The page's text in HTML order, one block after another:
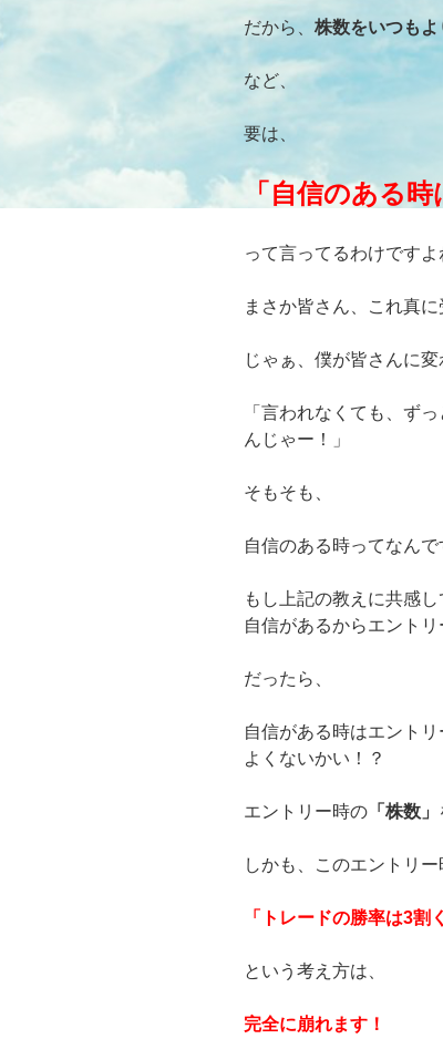
だから、 株数をいつもよ
など、
要は、
「自信のある
って言ってるわけですよ
まさか皆さん、これ真
じゃぁ、僕が皆さんに
「言われなくても、ず
んじゃー！」
そもそも、
自信のある時ってなんで
もし上記の教えに共感
自信があるからエント
だったら、
自信がある時はエント
よくないかい！？
エントリー時の 「株数」
しかも、このエントリ
「トレードの勝率は3割
という考え方は、
完全に崩れます！